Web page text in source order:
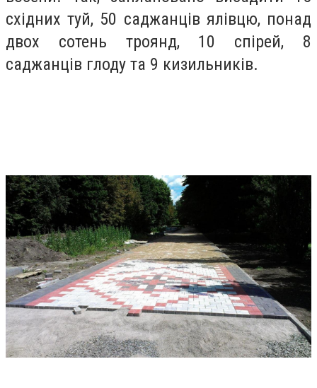
східних туй, 50 саджанців ялівцю, понад
двох сотень троянд, 10 спірей, 8
саджанців глоду та 9 кизильників.